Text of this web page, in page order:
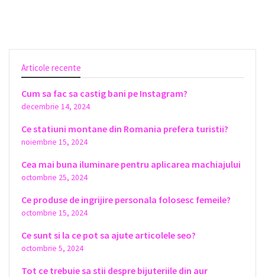
Articole recente
Cum sa fac sa castig bani pe Instagram?
decembrie 14, 2024
Ce statiuni montane din Romania prefera turistii?
noiembrie 15, 2024
Cea mai buna iluminare pentru aplicarea machiajului
octombrie 25, 2024
Ce produse de ingrijire personala folosesc femeile?
octombrie 15, 2024
Ce sunt si la ce pot sa ajute articolele seo?
octombrie 5, 2024
Tot ce trebuie sa stii despre bijuteriile din aur